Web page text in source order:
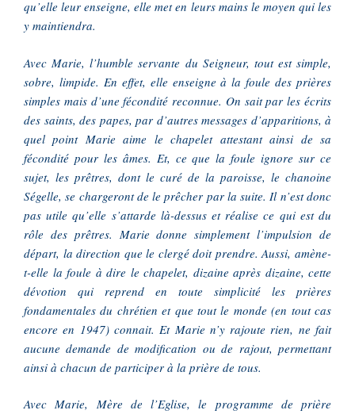
qu’elle leur enseigne, elle met en leurs mains le moyen qui les
y maintiendra.
Avec Marie, l’humble servante du Seigneur, tout est simple,
sobre, limpide. En effet, elle enseigne à la foule des prières
simples mais d’une fécondité reconnue. On sait par les écrits
des saints, des papes, par d’autres messages d’apparitions, à
quel point Marie aime le chapelet attestant ainsi de sa
fécondité pour les âmes. Et, ce que la foule ignore sur ce
sujet, les prêtres, dont le curé de la paroisse, le chanoine
Ségelle, se chargeront de le prêcher par la suite. Il n’est donc
pas utile qu’elle s’attarde là-dessus et réalise ce qui est du
rôle des prêtres. Marie donne simplement l’impulsion de
départ, la direction que le clergé doit prendre. Aussi, amène-
t-elle la foule à dire le chapelet, dizaine après dizaine, cette
dévotion qui reprend en toute simplicité les prières
fondamentales du chrétien et que tout le monde (en tout cas
encore en 1947) connait. Et Marie n’y rajoute rien, ne fait
aucune demande de modification ou de rajout, permettant
ainsi à chacun de participer à la prière de tous.
Avec Marie, Mère de l’Eglise, le programme de prière